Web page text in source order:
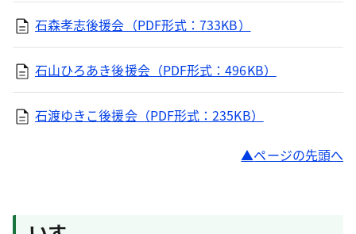
石森孝志後援会（PDF形式：733KB）
石山ひろあき後援会（PDF形式：496KB）
石渡ゆきこ後援会（PDF形式：235KB）
ページの先頭へ